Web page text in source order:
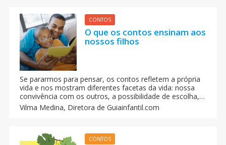
CONTOS
O que os contos ensinam aos
nossos filhos
Se pararmos para pensar, os contos refletem a própria
vida e nos mostram diferentes facetas da vida: nossa
convivência com os outros, a possibilidade de escolha,
sentimentos e valores contrapostos.
Vilma Medina, Diretora de Guiainfantil.com
CONTOS